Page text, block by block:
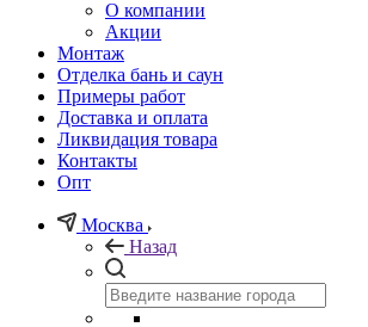
О компании
Акции
Монтаж
Отделка бань и саун
Примеры работ
Доставка и оплата
Ликвидация товара
Контакты
Опт
Москва
Назад